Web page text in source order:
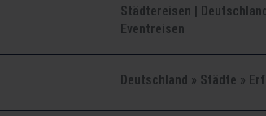
Städtereisen |
Eventreisen
Deutschland » Städte »